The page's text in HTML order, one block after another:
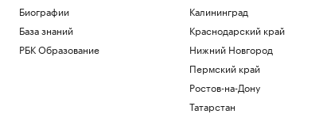
Биографии
База знаний
РБК Образование
Калининград
Краснодарский край
Нижний Новгород
Пермский край
Ростов-на-Дону
Татарстан